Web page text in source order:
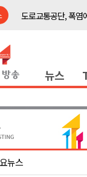
강릉시, '상생동행
<강원랜드> 마카
양양군, 소상공인
평창군 재해 예방
동해시, '해군1함대
영월 '폭염중대경
뉴스
뉴스